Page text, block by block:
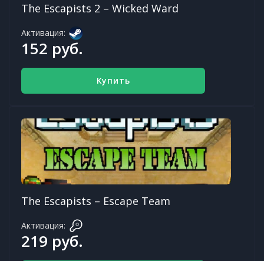
The Escapists 2 – Wicked Ward
Активация:
152 руб.
Купить
The Escapists – Escape Team
Активация:
219 руб.